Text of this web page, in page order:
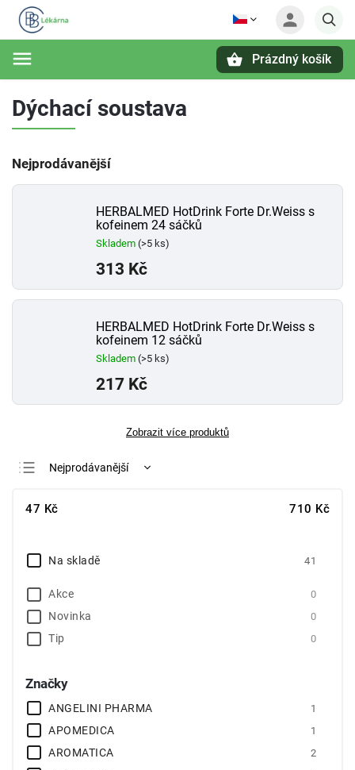
Prázdný košík
Dýchací soustava
Nejprodávanější
HERBALMED HotDrink Forte Dr.Weiss s
kofeinem 24 sáčků
Skladem (>5 ks)
313 Kč
HERBALMED HotDrink Forte Dr.Weiss s
kofeinem 12 sáčků
Skladem (>5 ks)
217 Kč
Zobrazit více produktů
Nejprodávanější
47 Kč 710 Kč
Na skladě 41
Akce 0
Novinka 0
Tip 0
Značky
ANGELINI PHARMA 1
APOMEDICA 1
AROMATICA 2